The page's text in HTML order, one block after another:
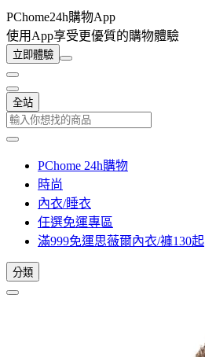
PChome24h購物App
使用App享受更優質的購物體驗
立即體驗
全站
PChome 24h購物
時尚
內衣/睡衣
任選免運專區
滿999免運思薇爾內衣/褲130起
分類